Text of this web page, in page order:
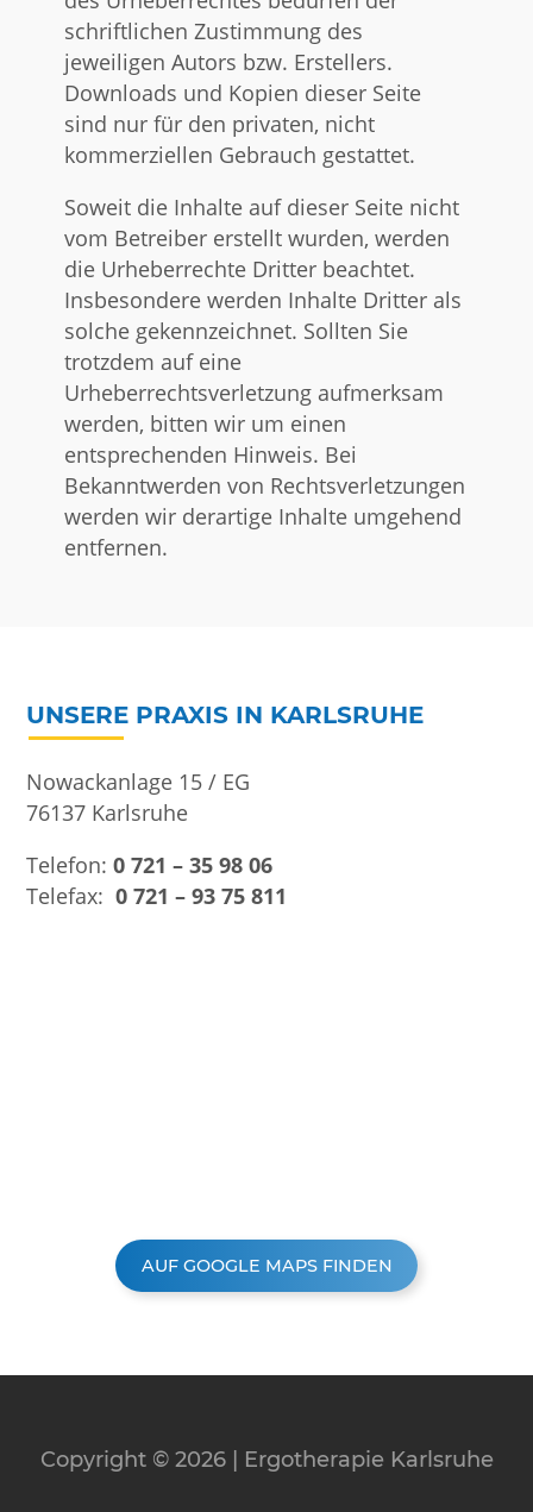
schriftlichen Zustimmung des
jeweiligen Autors bzw. Erstellers.
Downloads und Kopien dieser Seite
sind nur für den privaten, nicht
kommerziellen Gebrauch gestattet.
Soweit die Inhalte auf dieser Seite nicht
vom Betreiber erstellt wurden, werden
die Urheberrechte Dritter beachtet.
Insbesondere werden Inhalte Dritter als
solche gekennzeichnet. Sollten Sie
trotzdem auf eine
Urheberrechtsverletzung aufmerksam
werden, bitten wir um einen
entsprechenden Hinweis. Bei
Bekanntwerden von Rechtsverletzungen
werden wir derartige Inhalte umgehend
entfernen.
UNSERE PRAXIS IN KARLSRUHE
Nowackanlage 15 / EG
76137 Karlsruhe
Telefon: 0 721 – 35 98 06
Telefax: 0 721 – 93 75 811
AUF GOOGLE MAPS FINDEN
Copyright © 2026 | Ergotherapie Karlsruhe